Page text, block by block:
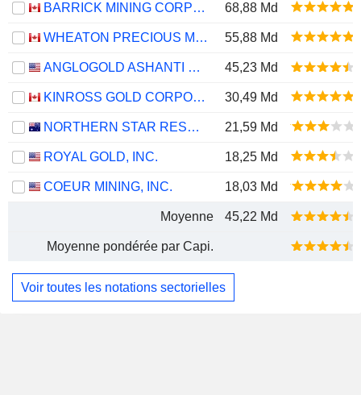
BARRICK MINING CORPORATION 68,88 Md
WHEATON PRECIOUS METALS CORP. 55,88 Md
ANGLOGOLD ASHANTI PLC 45,23 Md
KINROSS GOLD CORPORATION 30,49 Md
NORTHERN STAR RESOURCES LIMITED 21,59 Md
ROYAL GOLD, INC. 18,25 Md
COEUR MINING, INC. 18,03 Md
Moyenne 45,22 Md
Moyenne pondérée par Capi.
Voir toutes les notations sectorielles